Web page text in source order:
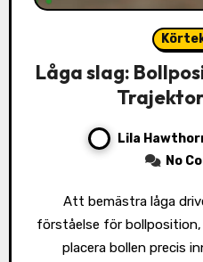
Låga slag:
Lila
No
Att bemästra låga drives i golf kräver en god
förståelse för
placera bollen precis